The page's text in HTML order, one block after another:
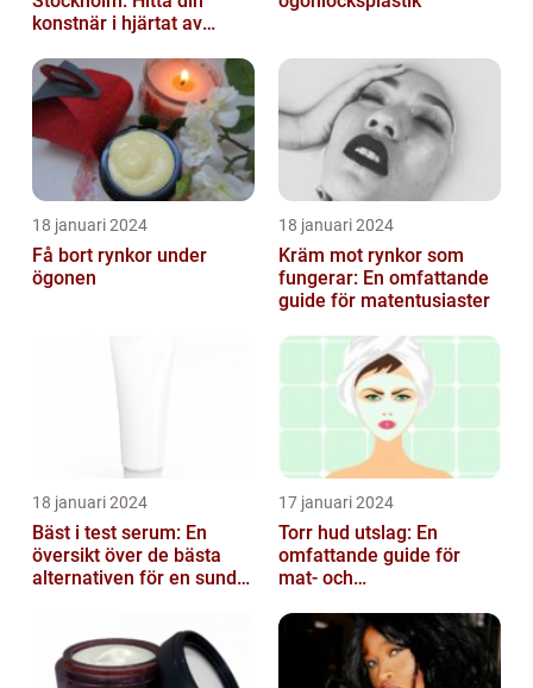
konstnär i hjärtat av
18 januari 2024
Få bort rynkor under
ögonen
18 januari 2024
Kräm mot rynkor som
fungerar: En omfattande
guide för matentusiaster
18 januari 2024
Bäst i test serum: En
översikt över de bästa
alternativen för en sund
17 januari 2024
Torr hud utslag: En
omfattande guide för
mat- och